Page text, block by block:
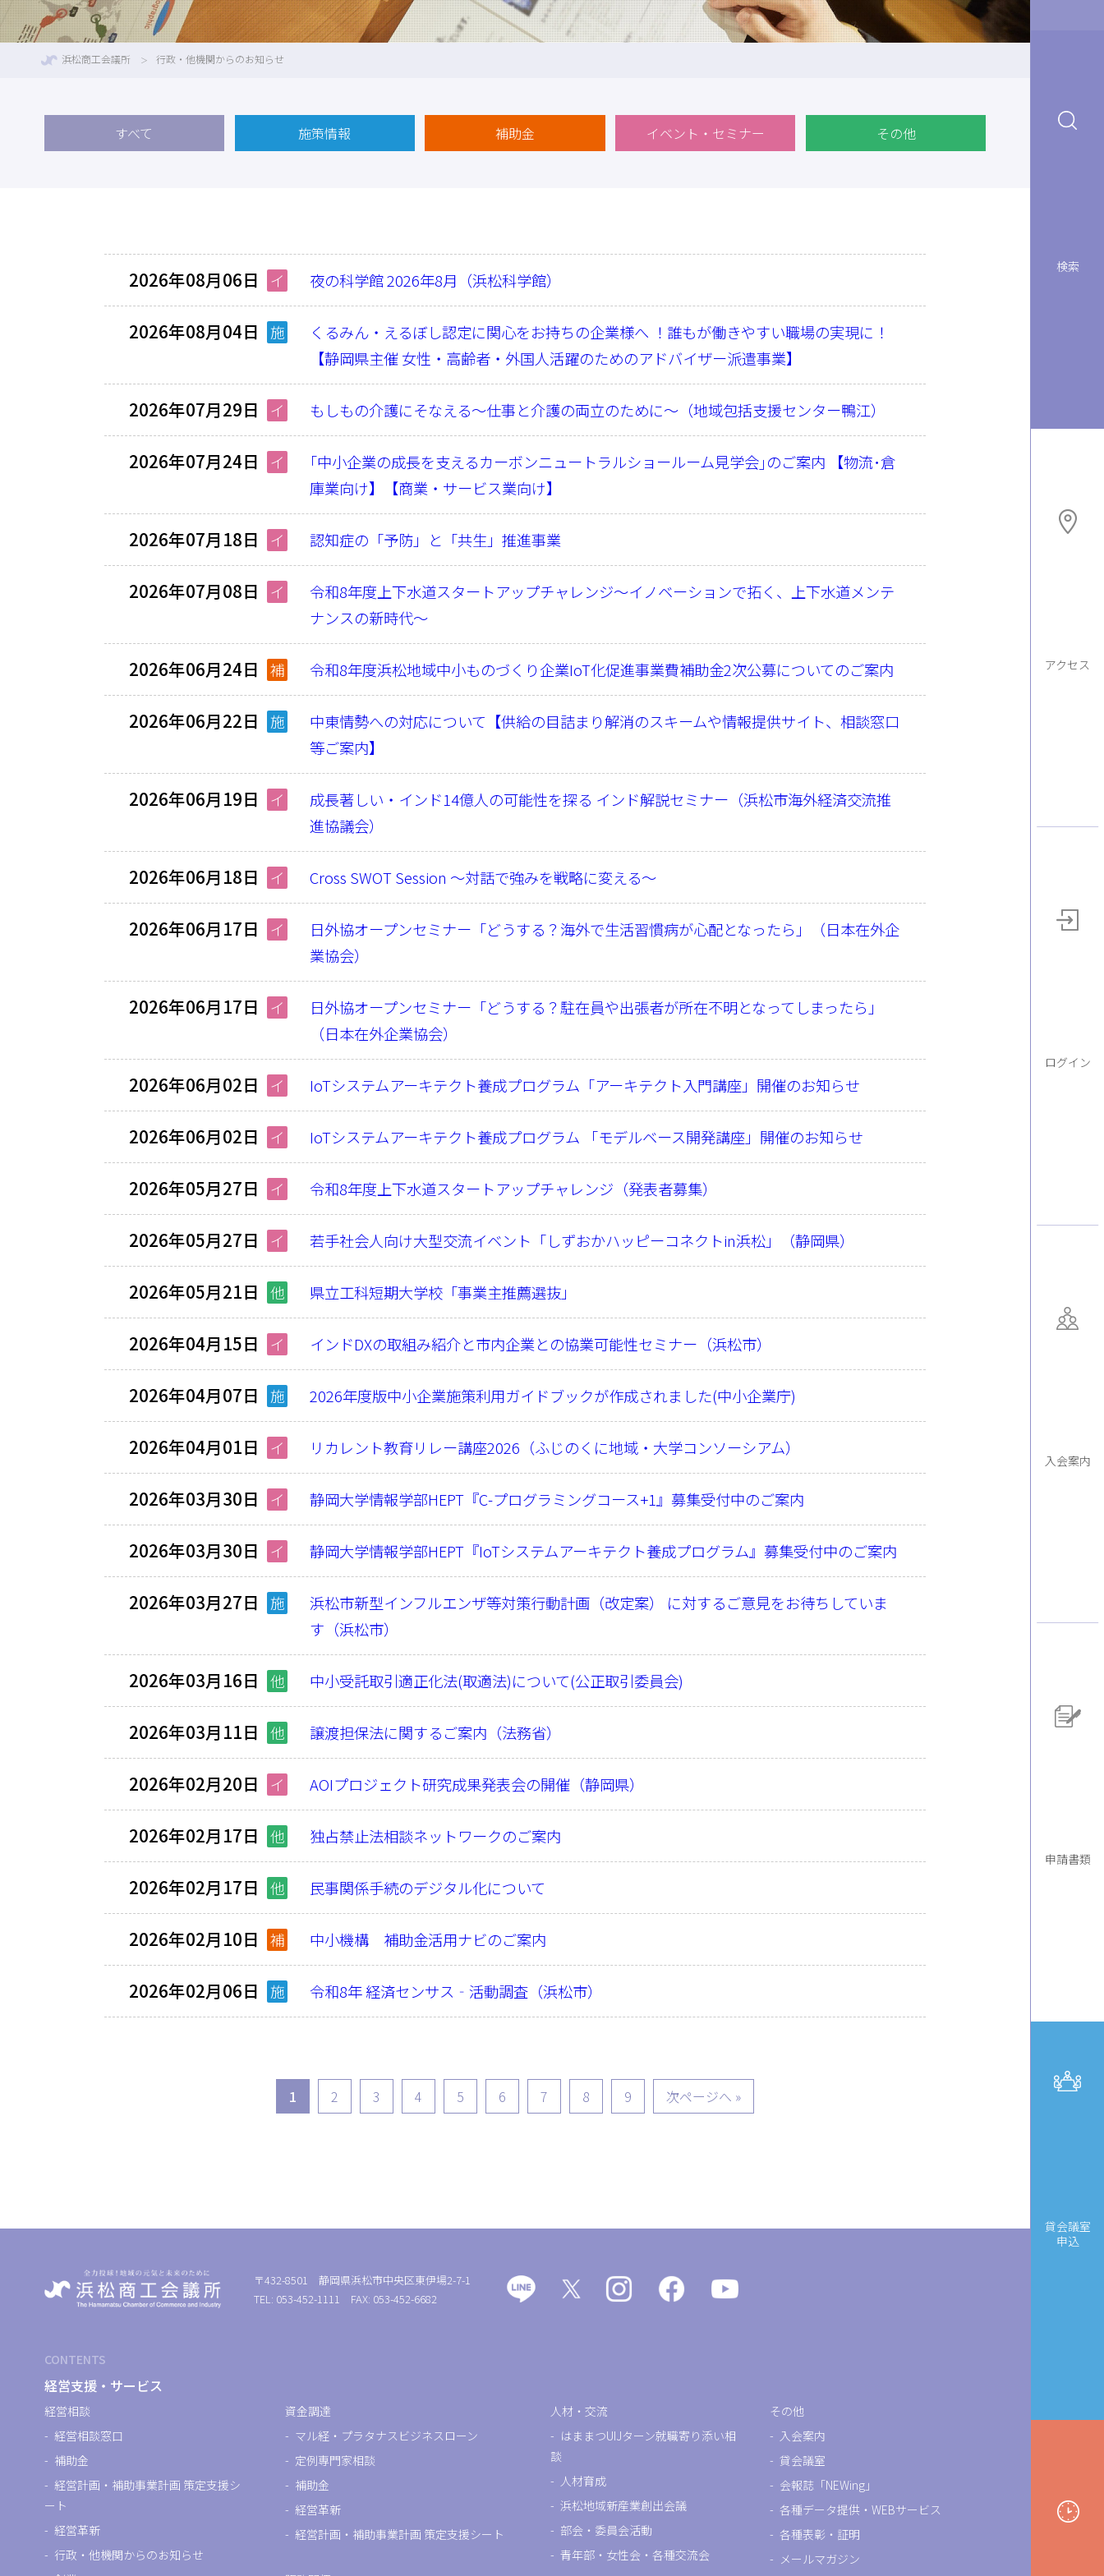
検索
アクセス
ログイン
入会案内
申請書類
貸会議室
申込
浜松商工会議所 行政・他機関からのお知らせ
すべて 施策情報 補助金 イベント・セミナー その他
2026年08月06日 イ 夜の科学館 2026年8月（浜松科学館）
2026年08月04日 施
くるみん・えるぼし認定に関心をお持ちの企業様へ ！誰もが働きやすい職場の実現に！
【静岡県主催 女性・高齢者・外国人活躍のためのアドバイザー派遣事業】
2026年07月29日 イ もしもの介護にそなえる～仕事と介護の両立のために～（地域包括支援センター鴨江）
2026年07月24日 イ
｢中小企業の成長を支えるカーボンニュートラルショールーム見学会｣のご案内 【物流･倉
庫業向け】【商業・サービス業向け】
2026年07月18日 イ 認知症の「予防」と「共生」推進事業
2026年07月08日 イ
令和8年度上下水道スタートアップチャレンジ～イノベーションで拓く、上下水道メンテ
ナンスの新時代～
2026年06月24日 補 令和8年度浜松地域中小ものづくり企業IoT化促進事業費補助金2次公募についてのご案内
2026年06月22日 施
中東情勢への対応について【供給の目詰まり解消のスキームや情報提供サイト、相談窓口
等ご案内】
2026年06月19日 イ
成長著しい・インド14億人の可能性を探る インド解説セミナー（浜松市海外経済交流推
進協議会）
2026年06月18日 イ Cross SWOT Session 〜対話で強みを戦略に変える〜
2026年06月17日 イ
日外協オープンセミナー「どうする？海外で生活習慣病が心配となったら」（日本在外企
業協会）
2026年06月17日 イ
日外協オープンセミナー「どうする？駐在員や出張者が所在不明となってしまったら」
（日本在外企業協会）
2026年06月02日 イ IoTシステムアーキテクト養成プログラム「アーキテクト入門講座」開催のお知らせ
2026年06月02日 イ IoTシステムアーキテクト養成プログラム 「モデルベース開発講座」開催のお知らせ
2026年05月27日 イ 令和8年度上下水道スタートアップチャレンジ（発表者募集）
2026年05月27日 イ 若手社会人向け大型交流イベント「しずおかハッピーコネクトin浜松」（静岡県）
2026年05月21日 他 県立工科短期大学校「事業主推薦選抜」
2026年04月15日 イ インドDXの取組み紹介と市内企業との協業可能性セミナー（浜松市）
2026年04月07日 施 2026年度版中小企業施策利用ガイドブックが作成されました(中小企業庁)
2026年04月01日 イ リカレント教育リレー講座2026（ふじのくに地域・大学コンソーシアム）
2026年03月30日 イ 静岡大学情報学部HEPT『C-プログラミングコース+1』募集受付中のご案内
2026年03月30日 イ 静岡大学情報学部HEPT『IoTシステムアーキテクト養成プログラム』募集受付中のご案内
2026年03月27日 施
浜松市新型インフルエンザ等対策行動計画（改定案） に対するご意見をお待ちしていま
す（浜松市）
2026年03月16日 他 中小受託取引適正化法(取適法)について(公正取引委員会)
2026年03月11日 他 譲渡担保法に関するご案内（法務省）
2026年02月20日 イ AOIプロジェクト研究成果発表会の開催（静岡県）
2026年02月17日 他 独占禁止法相談ネットワークのご案内
2026年02月17日 他 民事関係手続のデジタル化について
2026年02月10日 補 中小機構 補助金活用ナビのご案内
2026年02月06日 施 令和8年 経済センサス‐活動調査（浜松市）
1 2 3 4 5 6 7 8 9 次ページへ »
〒432-8501 静岡県浜松市中央区東伊場2-7-1
TEL: 053-452-1111 FAX: 053-452-6682
CONTENTS
経営支援・サービス
経営相談
経営相談窓口
補助金
経営計画・補助事業計画 策定支援シ
ート
経営革新
行政・他機関からのお知らせ
資金調達
マル経・プラタナスビジネスローン
定例専門家相談
補助金
経営革新
経営計画・補助事業計画 策定支援シート
人材・交流
はままつUIJターン就職寄り添い相
談
人材育成
浜松地域新産業創出会議
部会・委員会活動
青年部・女性会・各種交流会
その他
入会案内
貸会議室
会報誌「NEWing」
各種データ提供・WEBサービス
各種表彰・証明
メールマガジン